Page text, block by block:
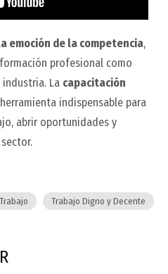
emoción de la competencia,
formación profesional como
industria. La capacitación
indispensable para
abrir oportunidades y
Trabajo Digno y Decente